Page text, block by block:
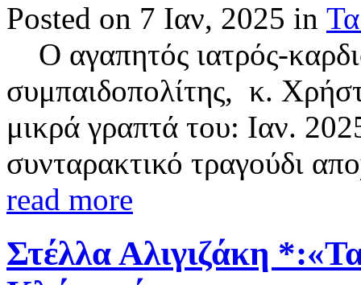
Posted on 7 Ιαν, 2025 in
Ο αγαπητός ιατρός-
συμπαιδοπολίτης, κ.
μικρά γραπτά του: Ιαν.
συνταρακτικό τραγούδι
read more
Στέλλα Αλιγιζάκη